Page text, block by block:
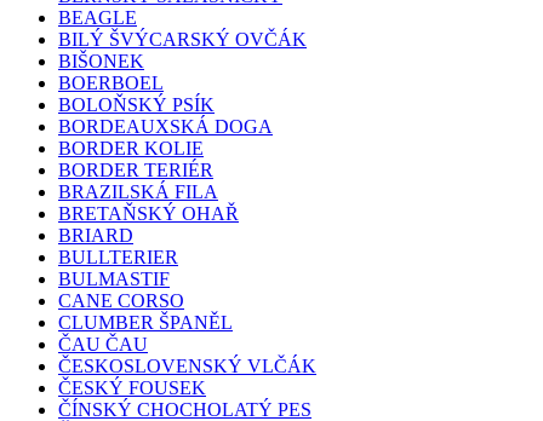
BEAGLE
BILÝ ŠVÝCARSKÝ OVČÁK
BIŠONEK
BOERBOEL
BOLOŇSKÝ PSÍK
BORDEAUXSKÁ DOGA
BORDER KOLIE
BORDER TERIÉR
BRAZILSKÁ FILA
BRETAŇSKÝ OHAŘ
BRIARD
BULLTERIER
BULMASTIF
CANE CORSO
CLUMBER ŠPANĚL
ČAU ČAU
ČESKOSLOVENSKÝ VLČÁK
ČESKÝ FOUSEK
ČÍNSKÝ CHOCHOLATÝ PES